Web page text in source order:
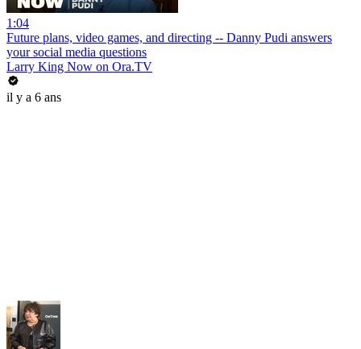
1:04
Future plans, video games, and directing -- Danny Pudi answers
your social media questions
Larry King Now on Ora.TV
il y a 6 ans